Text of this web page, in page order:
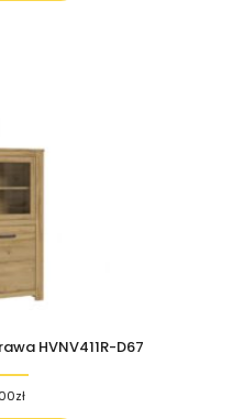
HVNV411R-D67
zł